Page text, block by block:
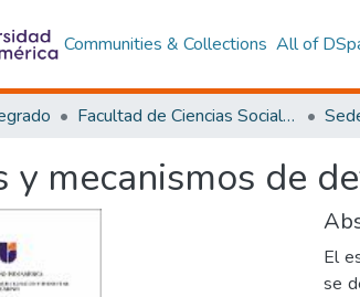
Communities & Collections All of
Facultad de Ciencias Sociales y Humanas
y mecanismos de
El
se